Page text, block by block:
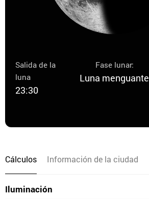
Salida de la
luna
23:30
Fase lunar:
Luna menguante
Cálculos Información de la ciudad
Iluminación